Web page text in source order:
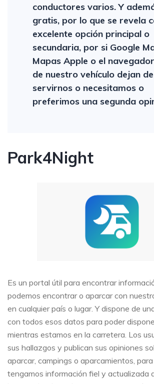
conductores varios. Y
gratis, por lo que se revela
excelente opción principal o
secundaria, por si Google
Mapas Apple o el
de nuestro vehículo dejan de
servirnos o necesitamos o
preferimos una segunda
Park4Night
Es un portal útil para encontrar
podemos encontrar o aparcar con
en cualquier país o lugar. Y dispone de
con todos esos datos para poder
mientras estamos en la carretera. Los
sus hallazgos y publican sus opiniones
aparcar, campings o aparcamientos,
tengamos información fiel y actualizada